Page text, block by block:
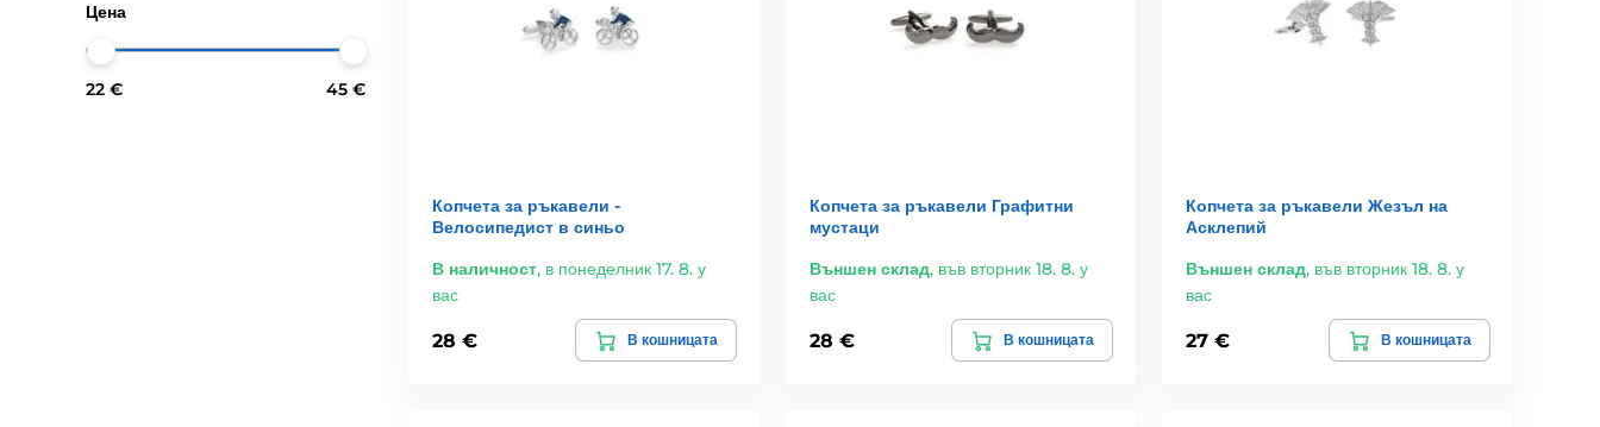
Цена
22 € 45 €
Копчета за ръкавели -
Велосипедист в синьо
В наличност, в понеделник 17. 8. у
вас
28 € В кошницата
Копчета за ръкавели Графитни
мустаци
Външен склад, във вторник 18. 8. у
вас
28 € В кошницата
Копчета за ръкавели Жезъл на
Асклепий
Външен склад, във вторник 18. 8. у
вас
27 € В кошницата